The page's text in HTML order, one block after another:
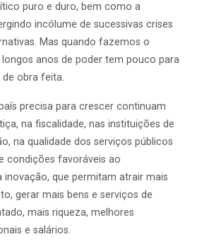
puro e duro, bem como a
incólume de sucessivas crises
Mas quando fazemos o
longos anos de poder tem pouco para
obra feita.
precisa para crescer continuam
na fiscalidade, nas instituições de
na qualidade dos serviços públicos
condições favoráveis ao
inovação, que permitam atrair mais
gerar mais bens e serviços de
mais riqueza, melhores
e salários.